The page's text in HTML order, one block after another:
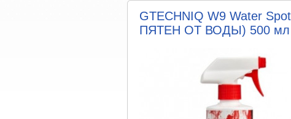
GTECHNIQ W9 Water
ПЯТЕН ОТ ВОДЫ) 500 мл